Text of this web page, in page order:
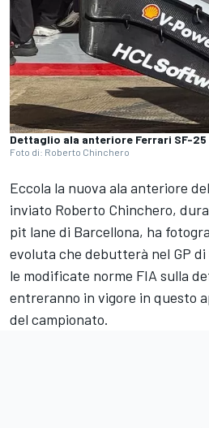
Dettaglio ala anteriore Ferrari SF-25
Foto di: Roberto Chinchero
Eccola la nuova ala anteriore
inviato Roberto Chinchero,
pit lane di Barcellona, ha
evoluta che debutterà nel GP
le modificate norme FIA sulla
entreranno in vigore in questo
del campionato.